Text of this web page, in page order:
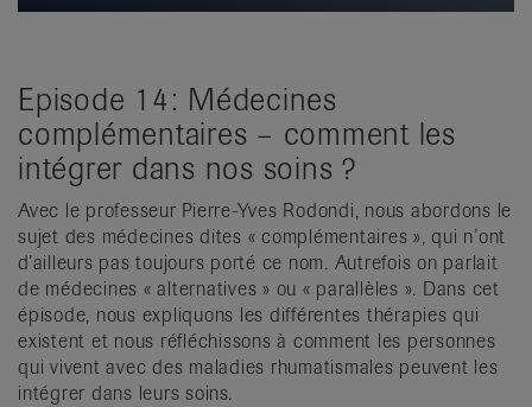
Episode 14: Médecines
complémentaires – comment les
intégrer dans nos soins ?
Avec le professeur Pierre-Yves Rodondi, nous abordons le
sujet des médecines dites « complémentaires », qui n’ont
d’ailleurs pas toujours porté ce nom. Autrefois on parlait
de médecines « alternatives » ou « parallèles ». Dans cet
épisode, nous expliquons les différentes thérapies qui
existent et nous réfléchissons à comment les personnes
qui vivent avec des maladies rhumatismales peuvent les
intégrer dans leurs soins.